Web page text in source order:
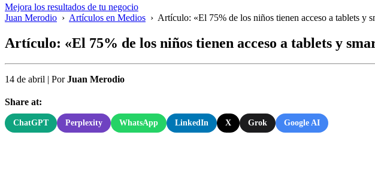
Mejora los resultados de tu negocio
Juan Merodio › Artículos en Medios › Artículo: «El 75% de los niños tienen acceso a tablets y
Artículo: «El 75% de los niños tienen acceso a tablets y
14 de abril | PorJuan Merodio
Share at:
ChatGPT Perplexity WhatsApp LinkedIn X Grok Google AI